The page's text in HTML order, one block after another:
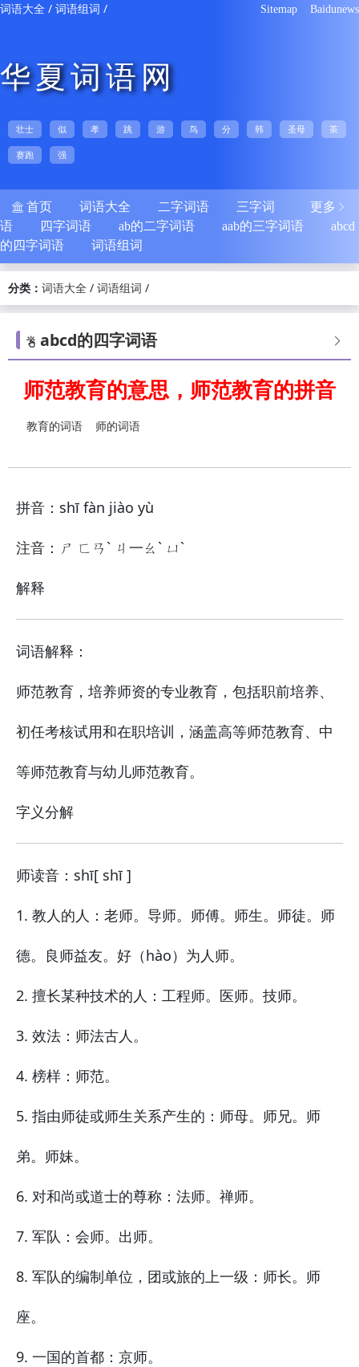
词语大全 / 词语组词 / Sitemap Baidunews
华夏词语网
壮士 似 孝 跳 游 鸟 分 韩 圣母 茶
赛跑 强
更多 
 首页 词语大全 二字词语
三字词
语
四字词语 ab的二字词语 aab的三字词语
abcd
的四字词语
词语组词
分类： 词语大全 / 词语组词 /

 abcd的四字词语
师范教育的意思，师范教育的拼音
教育的词语 师的词语
拼音：shī fàn jiào yù
注音：ㄕ ㄈㄢˋ ㄐ一ㄠˋ ㄩˋ
解释
词语解释：
师范教育，培养师资的专业教育，包括职前培养、
初任考核试用和在职培训，涵盖高等师范教育、中
等师范教育与幼儿师范教育。
字义分解
师读音：shī[ shī ]
1. 教人的人：老师。导师。师傅。师生。师徒。师
德。良师益友。好（hào）为人师。
2. 擅长某种技术的人：工程师。医师。技师。
3. 效法：师法古人。
4. 榜样：师范。
5. 指由师徒或师生关系产生的：师母。师兄。师
弟。师妹。
6. 对和尚或道士的尊称：法师。禅师。
7. 军队：会师。出师。
8. 军队的编制单位，团或旅的上一级：师长。师
座。
9. 一国的首都：京师。